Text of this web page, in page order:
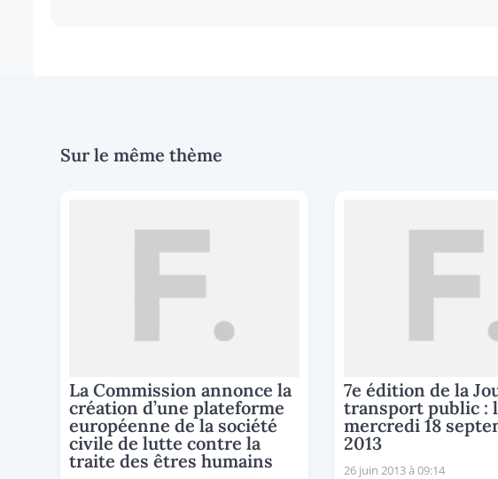
Sur le même thème
La Commission annonce la
création d’une plateforme
européenne de la société
civile de lutte contre la
traite des êtres humains
7e édition de la
transport public :
mercredi 18
2013
26 juin 2013 à 09:14